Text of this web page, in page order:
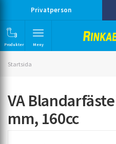
Privatperson
Produkter Meny
Startsida
VA
mm, 160cc